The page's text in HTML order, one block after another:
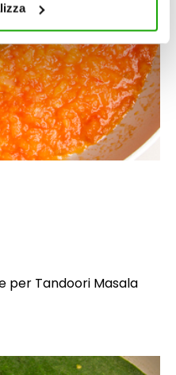
installati cookie sul tuo
necessari ai fini del
per Tandoori Masala